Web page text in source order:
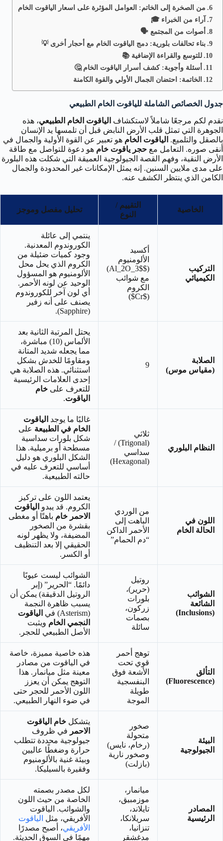
من الصخرة إلى الخاتم: العوامل المؤثرة على اسعار الياقوت الخام
آراء من الخبراء 🎓
أصوات من المجتمع 🗣️
بناء تحالفات بلورية: دمج الياقوت الخام مع أحجار أخرى 💡
للتوسع والقراءة الإضافية 📚
أسئلة وأجوبة: كشف أسرار الياقوت الخام 🤔
الخاتمة: احتضان الجمال الأولي والقوة الكامنة
جدول الخصائص الشاملة للياقوت الخام الطبيعي
نقدم لكم مرجعًا شاملاً لاستكشاف الياقوت الخام الطبيعي، هذه
الجوهرة التي تمثل قلب الأرض النابض قبل أن تلمسها يد الإنسان
بالصقل والتلميع. الياقوت الخام هو تعبير عن القوة الأولية والجمال في
أنقى صوره. التعامل مع حجر ياقوت خام هو دعوة للتواصل مع طاقة
الأرض النقية، وفهم القصة الجيولوجية العميقة التي شكلت هذه البلورة
على مدى ملايين السنين. إنه يمثل الإمكانات غير المحدودة والجمال
الكامن الذي ينتظر الكشف عنه.
الخاصية
التقييم /
النوع
تحليل مفصل وموجز
التركيب
الكيميائي
أكسيد
الألومنيوم
($Al_2O_3$)
مع شوائب
الكروم
($Cr$)
ينتمي إلى عائلة
الكوروندوم المعدنية.
وجود كميات ضئيلة من
الكروم الذي يحل محل
الألومنيوم هو المسؤول
الوحيد عن لونه الأحمر.
أي لون آخر للكوروندوم
يصنف على أنه زفير
(Sapphire).
الصلابة
(مقياس موس)
9
يحتل المرتبة الثانية بعد
الألماس (10) مباشرة،
مما يجعله شديد المتانة
ومقاومًا للخدش بشكل
استثنائي. هذه الصلابة هي
إحدى العلامات الرئيسية
للتعرف على خام
الياقوت.
النظام البلوري
ثلاثي
(Trigonal) /
سداسي
(Hexagonal)
غالبًا ما يوجد الياقوت
الخام في الطبيعة على
شكل بلورات سداسية
مسطحة أو برميلية. هذا
الشكل البلوري هو دليل
أساسي للتعرف عليه في
حالته الطبيعية.
اللون في
الحالة الخام
من الوردي
الباهت إلى
الأحمر الداكن
“دم الحمام”
يعتمد اللون على تركيز
الكروم. قد يبدو الياقوت
الاحمر خام باهتًا أو مغطى
بقشرة من الصخور
المضيفة، ولا يظهر لونه
الحقيقي إلا بعد التنظيف
أو الكسر.
الشوائب
الشائعة
(Inclusions)
روتيل
(حرير)،
بلورات
زركون،
بصمات
سائلة
الشوائب ليست عيوبًا
دائمًا. “الحرير” (إبر
الروتيل الدقيقة) يمكن أن
يسبب ظاهرة النجمة
(Asterism) في
الياقوت
النجمي الخام ويثبت
الأصل الطبيعي للحجر.
التألق
(Fluorescence)
توهج أحمر
قوي تحت
الأشعة فوق
البنفسجية
طويلة
الموجة
هذه خاصية مميزة، خاصة
في الياقوت من مصادر
معينة مثل ميانمار. هذا
التوهج يمكن أن يعزز
اللون الأحمر للحجر حتى
في ضوء النهار الطبيعي.
البيئة
الجيولوجية
صخور
متحولة
(رخام، نايس)
وصخور نارية
(بازلت)
يتشكل خام الياقوت
الاحمر في ظروف
جيولوجية محددة تتطلب
حرارة وضغطًا عاليين
وبيئة غنية بالألومنيوم
وفقيرة بالسيليكا.
المصادر
الرئيسية
ميانمار،
موزمبيق،
تايلاند،
سريلانكا،
تنزانيا،
مدغشقر
لكل مصدر بصمته
الخاصة من حيث اللون
والشوائب. الياقوت
الأفريقي، مثل الياقوت
الأفريقي، أصبح مصدرًا
مهمًا في السوق الحديثة.